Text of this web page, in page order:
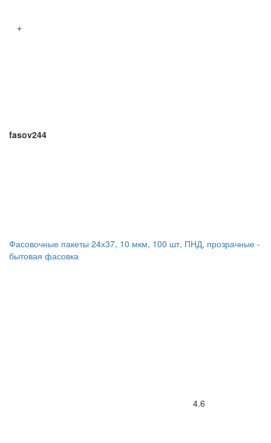
+
fasov244
Фасовочные пакеты 24х37, 10 мкм, 100 шт, ПНД, прозрачные -
бытовая фасовка
4.6